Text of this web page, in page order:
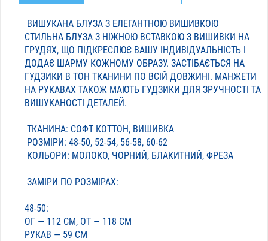
ВИШУКАНА БЛУЗА З ЕЛЕГАНТНОЮ ВИШИВКОЮ
СТИЛЬНА БЛУЗА З НІЖНОЮ ВСТАВКОЮ З ВИШИВКИ НА
ГРУДЯХ, ЩО ПІДКРЕСЛЮЄ ВАШУ ІНДИВІДУАЛЬНІСТЬ І
ДОДАЄ ШАРМУ КОЖНОМУ ОБРАЗУ. ЗАСТІБАЄТЬСЯ НА
ГУДЗИКИ В ТОН ТКАНИНИ ПО ВСІЙ ДОВЖИНІ. МАНЖЕТИ
НА РУКАВАХ ТАКОЖ МАЮТЬ ГУДЗИКИ ДЛЯ ЗРУЧНОСТІ ТА
ВИШУКАНОСТІ ДЕТАЛЕЙ.
ТКАНИНА: СОФТ КОТТОН, ВИШИВКА
РОЗМІРИ: 48-50, 52-54, 56-58, 60-62
КОЛЬОРИ: МОЛОКО, ЧОРНИЙ, БЛАКИТНИЙ, ФРЕЗА
ЗАМІРИ ПО РОЗМІРАХ:
48-50:
ОГ — 112 СМ, ОТ — 118 СМ
РУКАВ — 59 СМ